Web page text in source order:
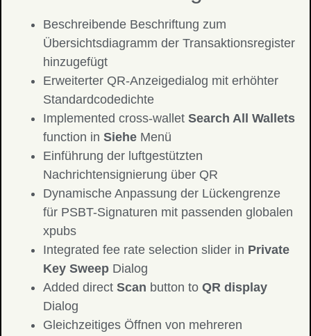
Beschreibende Beschriftung zum
Übersichtsdiagramm der Transaktionsregister
hinzugefügt
Erweiterter QR-Anzeigedialog mit erhöhter
Standardcodedichte
Implemented cross-wallet Search All Wallets
function in Siehe Menü
Einführung der luftgestützten
Nachrichtensignierung über QR
Dynamische Anpassung der Lückengrenze
für PSBT-Signaturen mit passenden globalen
xpubs
Integrated fee rate selection slider in Private
Key Sweep Dialog
Added direct Scan button to QR display
Dialog
Gleichzeitiges Öffnen von mehreren